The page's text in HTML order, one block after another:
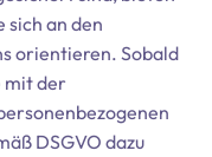
sich an den
orientieren. Sobald
mit der
DSGVO dazu